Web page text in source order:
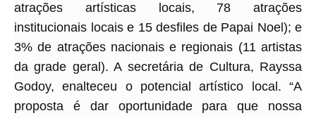
atrações artísticas locais, 78 atrações
institucionais locais e 15 desfiles de Papai Noel); e
3% de atrações nacionais e regionais (11 artistas
da grade geral). A secretária de Cultura, Rayssa
Godoy, enalteceu o potencial artístico local. “A
proposta é dar oportunidade para que nossa